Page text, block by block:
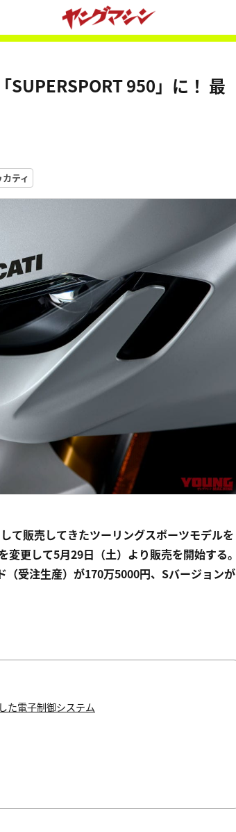
SUPERSPORT 950」に！ 最
カティ
て販売してきたツーリングスポーツモデルを
更して5月29日（土）より販売を開始する。
受注生産）が170万5000円、Sバージョンが
た電子制御システム